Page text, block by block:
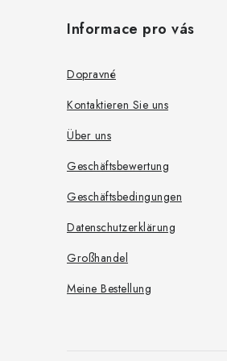
L
i
s
t
e
Informace pro vás
Dopravné
Kontaktieren Sie uns
Über uns
Geschäftsbewertung
Geschäftsbedingungen
Datenschutzerklärung
Großhandel
Meine Bestellung